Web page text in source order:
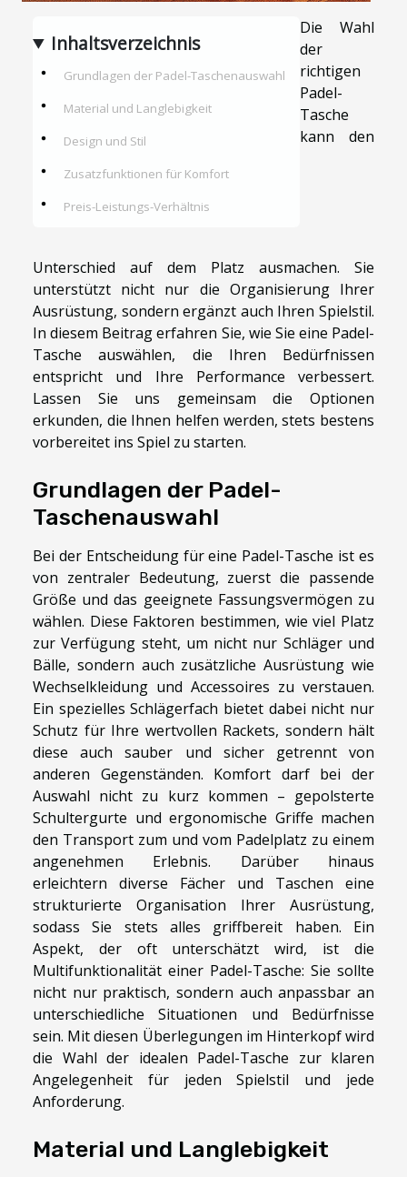
Inhaltsverzeichnis
Grundlagen der Padel-Taschenauswahl
Material und Langlebigkeit
Design und Stil
Zusatzfunktionen für Komfort
Preis-Leistungs-Verhältnis
Die Wahl
der
richtigen
Padel-
Tasche
kann den
Unterschied auf dem Platz ausmachen. Sie
unterstützt nicht nur die Organisierung Ihrer
Ausrüstung, sondern ergänzt auch Ihren Spielstil.
In diesem Beitrag erfahren Sie, wie Sie eine Padel-
Tasche auswählen, die Ihren Bedürfnissen
entspricht und Ihre Performance verbessert.
Lassen Sie uns gemeinsam die Optionen
erkunden, die Ihnen helfen werden, stets bestens
vorbereitet ins Spiel zu starten.
Grundlagen der Padel-
Taschenauswahl
Bei der Entscheidung für eine Padel-Tasche ist es
von zentraler Bedeutung, zuerst die passende
Größe und das geeignete Fassungsvermögen zu
wählen. Diese Faktoren bestimmen, wie viel Platz
zur Verfügung steht, um nicht nur Schläger und
Bälle, sondern auch zusätzliche Ausrüstung wie
Wechselkleidung und Accessoires zu verstauen.
Ein spezielles Schlägerfach bietet dabei nicht nur
Schutz für Ihre wertvollen Rackets, sondern hält
diese auch sauber und sicher getrennt von
anderen Gegenständen. Komfort darf bei der
Auswahl nicht zu kurz kommen – gepolsterte
Schultergurte und ergonomische Griffe machen
den Transport zum und vom Padelplatz zu einem
angenehmen Erlebnis. Darüber hinaus
erleichtern diverse Fächer und Taschen eine
strukturierte Organisation Ihrer Ausrüstung,
sodass Sie stets alles griffbereit haben. Ein
Aspekt, der oft unterschätzt wird, ist die
Multifunktionalität einer Padel-Tasche: Sie sollte
nicht nur praktisch, sondern auch anpassbar an
unterschiedliche Situationen und Bedürfnisse
sein. Mit diesen Überlegungen im Hinterkopf wird
die Wahl der idealen Padel-Tasche zur klaren
Angelegenheit für jeden Spielstil und jede
Anforderung.
Material und Langlebigkeit